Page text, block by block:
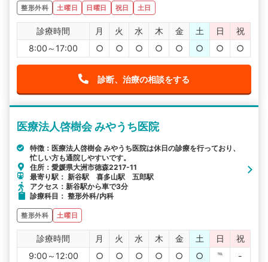
整形外科 土曜日 日曜日 祝日 土日
診療時間 月 火 水 木 金 土 日
祝
8:00～17:00
○ ○ ○ ○ ○ ○ ○ ○
診断、治療の相談をする
医療法人啓樹会 みやうち医院
特徴：医療法人啓樹会 みやうち医院は休日の診療を行っており、
忙しい方も通院しやすいです。
住所：愛媛県大洲市徳森2217-11
最寄り駅： 新谷駅 喜多山駅 五郎駅
アクセス：新谷駅から車で3分
診療科目： 整形外科/内科
整形外科 土曜日
診療時間 月 火 水 木 金 土 日
祝
9:00～12:00
○ ○ ○ ○ ○ ○ ℡
-